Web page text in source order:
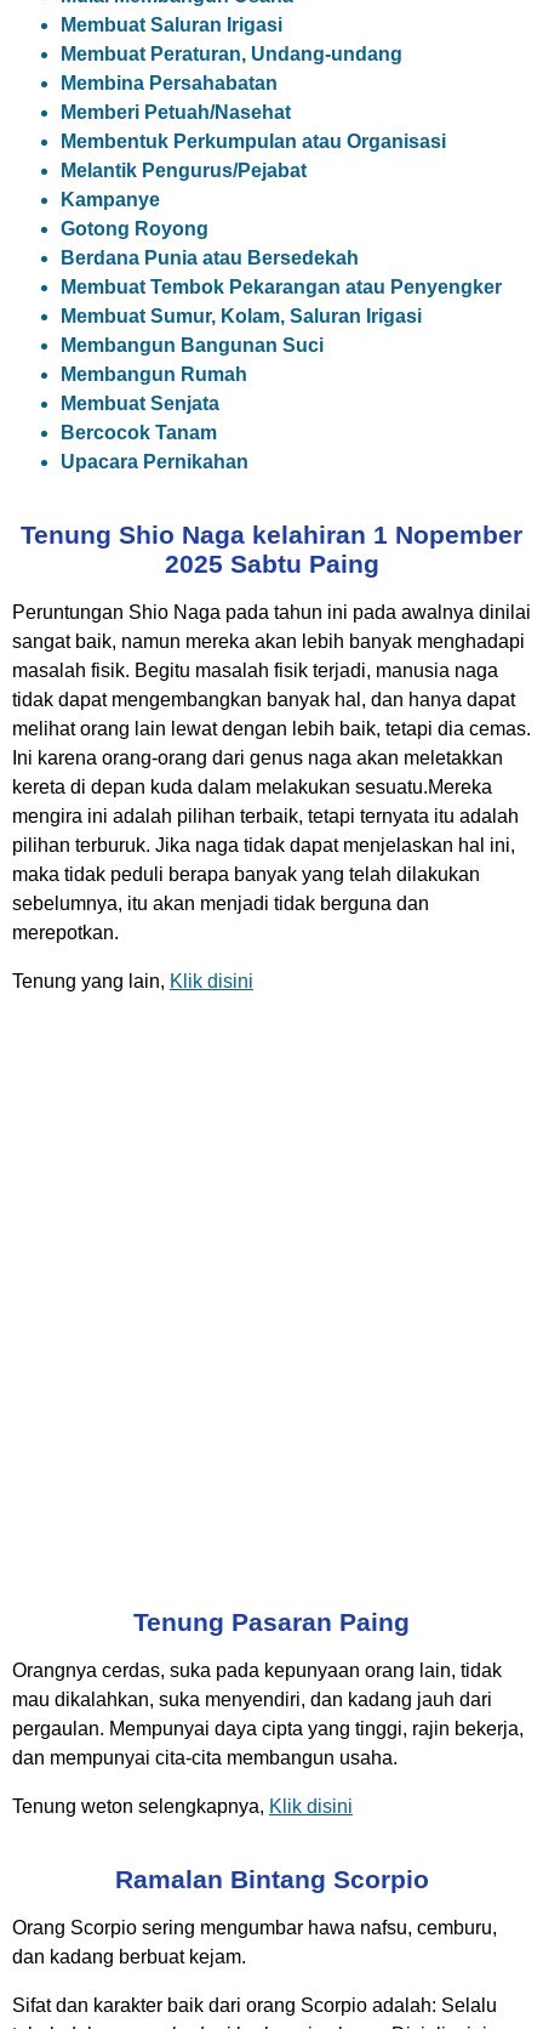
Membuat Saluran Irigasi
Membuat Peraturan, Undang-undang
Membina Persahabatan
Memberi Petuah/Nasehat
Membentuk Perkumpulan atau Organisasi
Melantik Pengurus/Pejabat
Kampanye
Gotong Royong
Berdana Punia atau Bersedekah
Membuat Tembok Pekarangan atau Penyengker
Membuat Sumur, Kolam, Saluran Irigasi
Membangun Bangunan Suci
Membangun Rumah
Membuat Senjata
Bercocok Tanam
Upacara Pernikahan
Tenung Shio Naga kelahiran 1 Nopember
2025 Sabtu Paing
Peruntungan Shio Naga pada tahun ini pada awalnya dinilai
sangat baik, namun mereka akan lebih banyak menghadapi
masalah fisik. Begitu masalah fisik terjadi, manusia naga
tidak dapat mengembangkan banyak hal, dan hanya dapat
melihat orang lain lewat dengan lebih baik, tetapi dia cemas.
Ini karena orang-orang dari genus naga akan meletakkan
kereta di depan kuda dalam melakukan sesuatu.Mereka
mengira ini adalah pilihan terbaik, tetapi ternyata itu adalah
pilihan terburuk. Jika naga tidak dapat menjelaskan hal ini,
maka tidak peduli berapa banyak yang telah dilakukan
sebelumnya, itu akan menjadi tidak berguna dan
merepotkan.
Tenung yang lain, Klik disini
Tenung Pasaran Paing
Orangnya cerdas, suka pada kepunyaan orang lain, tidak
mau dikalahkan, suka menyendiri, dan kadang jauh dari
pergaulan. Mempunyai daya cipta yang tinggi, rajin bekerja,
dan mempunyai cita-cita membangun usaha.
Tenung weton selengkapnya, Klik disini
Ramalan Bintang Scorpio
Orang Scorpio sering mengumbar hawa nafsu, cemburu,
dan kadang berbuat kejam.
Sifat dan karakter baik dari orang Scorpio adalah: Selalu